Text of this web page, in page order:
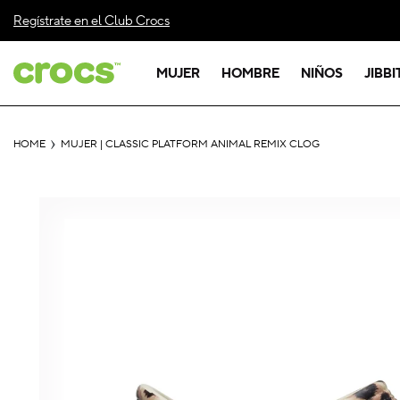
directamente
Regístrate en el Club Crocs
MUJER HOMBRE NIÑOS
HOME MUJER | CLASSIC PLATFORM ANIMAL REMIX CLOG